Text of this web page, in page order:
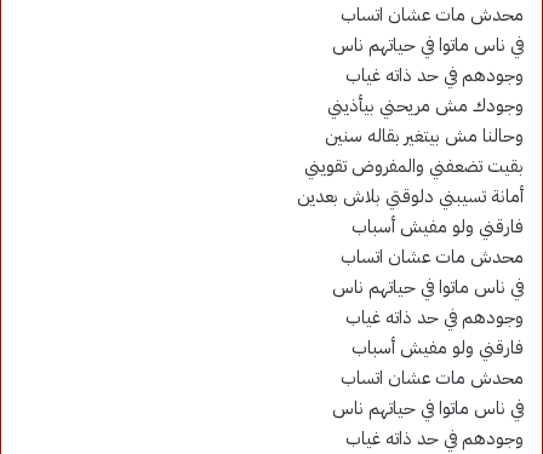
محدش مات عشان اتساب
في ناس ماتوا في حياتهم ناس
وجودهم في حد ذاته غياب
وجودك مش مريحني بيأذيني
وحالنا مش بيتغير بقاله سنين
بقيت تضعفني والمفروض تقويني
أمانة تسيبني دلوقتي بلاش بعدين
فارقني ولو مفيش أسباب
محدش مات عشان اتساب
في ناس ماتوا في حياتهم ناس
وجودهم في حد ذاته غياب
فارقني ولو مفيش أسباب
محدش مات عشان اتساب
في ناس ماتوا في حياتهم ناس
وجودهم في حد ذاته غياب